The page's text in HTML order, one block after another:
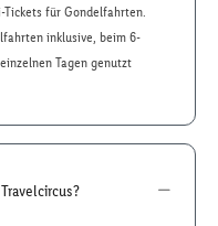
Tickets für Gondelfahrten.
inklusive, beim 6-
Tagen genutzt